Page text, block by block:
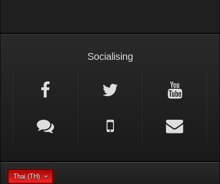
Socialising
Thai (TH)